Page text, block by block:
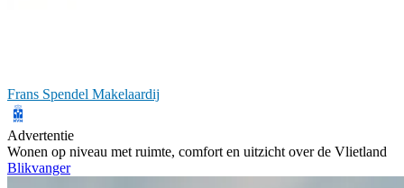
Frans Spendel Makelaardij
Advertentie
Wonen op niveau met ruimte, comfort en uitzicht over de Vlietland
Blikvanger